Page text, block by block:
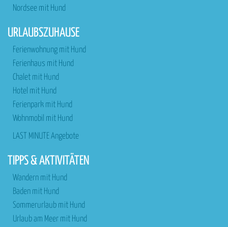
Nordsee mit Hund
URLAUBSZUHAUSE
Ferienwohnung mit Hund
Ferienhaus mit Hund
Chalet mit Hund
Hotel mit Hund
Ferienpark mit Hund
Wohnmobil mit Hund
LAST MINUTE Angebote
TIPPS & AKTIVITÄTEN
Wandern mit Hund
Baden mit Hund
Sommerurlaub mit Hund
Urlaub am Meer mit Hund